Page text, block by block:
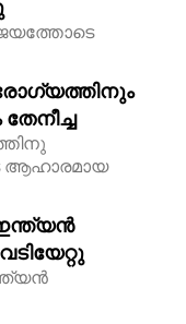
ആഹാരമായ